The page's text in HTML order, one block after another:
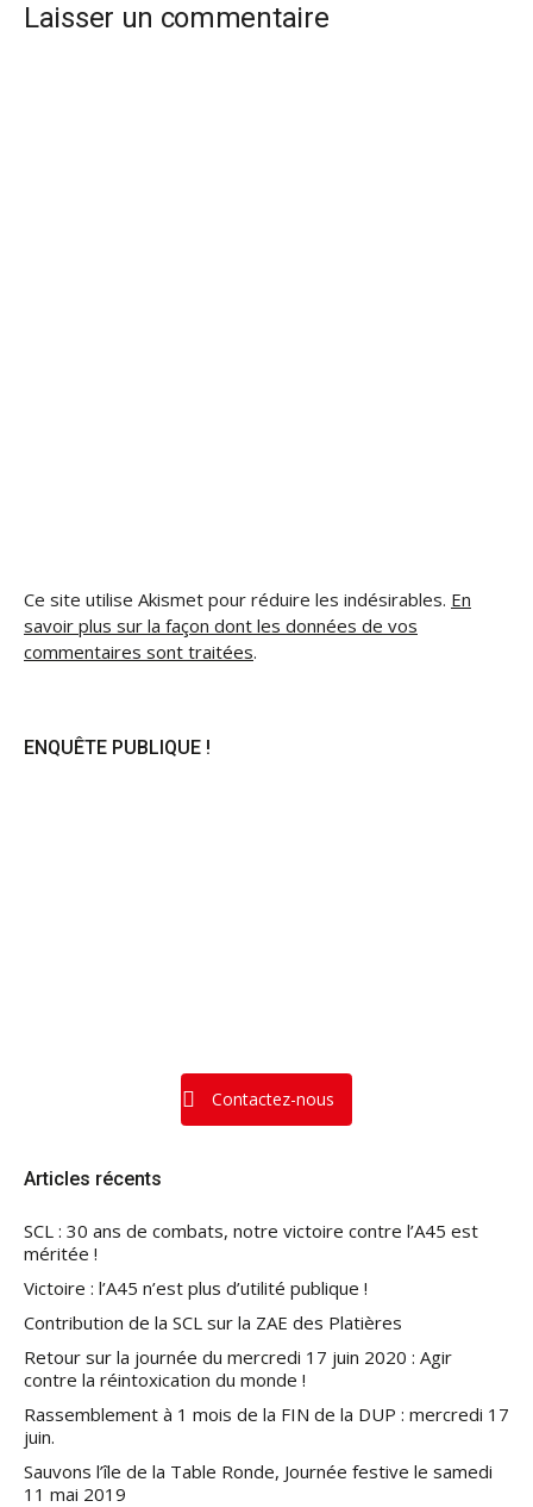
Laisser un commentaire
Ce site utilise Akismet pour réduire les indésirables. En
savoir plus sur la façon dont les données de vos
commentaires sont traitées.
ENQUÊTE PUBLIQUE !
Contactez-nous
Articles récents
SCL : 30 ans de combats, notre victoire contre l’A45 est
méritée !
Victoire : l’A45 n’est plus d’utilité publique !
Contribution de la SCL sur la ZAE des Platières
Retour sur la journée du mercredi 17 juin 2020 : Agir
contre la réintoxication du monde !
Rassemblement à 1 mois de la FIN de la DUP : mercredi 17
juin.
Sauvons l’île de la Table Ronde, Journée festive le samedi
11 mai 2019